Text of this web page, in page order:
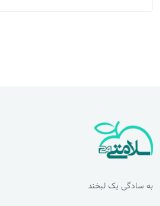
به سادگی یک لبخند